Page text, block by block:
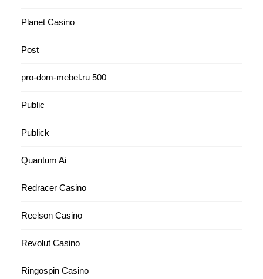
Planet Casino
Post
pro-dom-mebel.ru 500
Public
Publick
Quantum Ai
Redracer Casino
Reelson Casino
Revolut Casino
Ringospin Casino